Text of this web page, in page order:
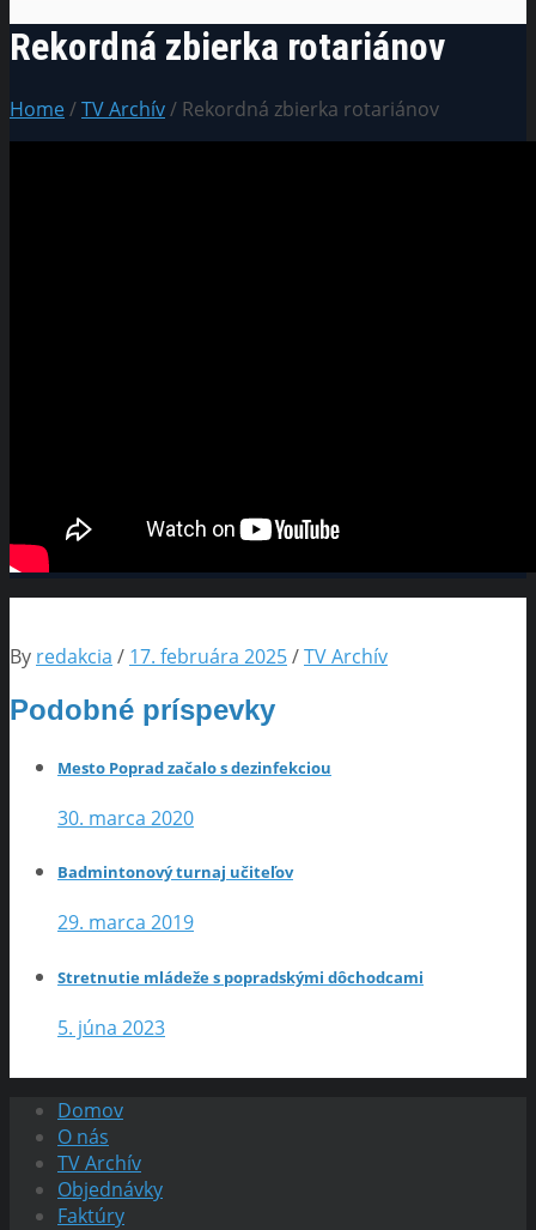
Rekordná zbierka rotariánov
Home/TV Archív/ Rekordná zbierka rotariánov
By redakcia / 17. februára 2025/TV Archív
Podobné príspevky
Mesto Poprad začalo s dezinfekciou
30. marca 2020
Badmintonový turnaj učiteľov
29. marca 2019
Stretnutie mládeže s popradskými dôchodcami
5. júna 2023
Domov
O nás
TV Archív
Objednávky
Faktúry